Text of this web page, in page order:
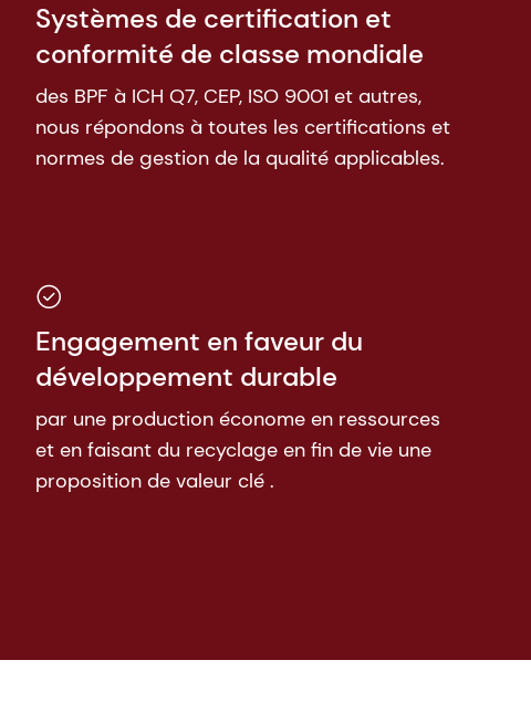
Systèmes de certification et
conformité de classe mondiale
des BPF à ICH Q7, CEP, ISO 9001 et autres,
nous répondons à toutes les certifications et
normes de gestion de la qualité applicables.
Engagement en faveur du
développement durable
par une production économe en ressources
et en faisant du recyclage en fin de vie une
proposition de valeur clé .